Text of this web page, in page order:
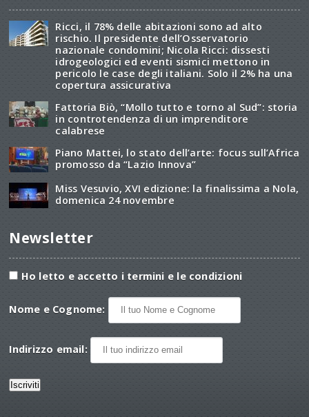
Ricci, il 78% delle abitazioni sono ad alto
rischio. Il presidente dell’Osservatorio
nazionale condomini; Nicola Ricci: dissesti
idrogeologici ed eventi sismici mettono in
pericolo le case degli italiani. Solo il 2% ha una
copertura assicurativa
Fattoria Biò, “Mollo tutto e torno al Sud”: storia
in controtendenza di un imprenditore
calabrese
Piano Mattei, lo stato dell’arte: focus sull’Africa
promosso da “Lazio Innova”
Miss Vesuvio, XVI edizione: la finalissima a Nola,
domenica 24 novembre
Newsletter
Ho letto e accetto i termini e le condizioni
Nome e Cognome:
Indirizzo email: